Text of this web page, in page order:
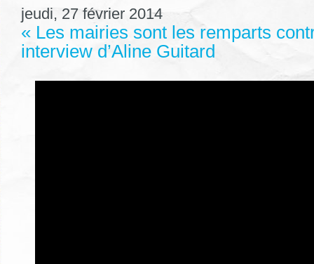
jeudi, 27 février 2014
« Les mairies sont les remparts
interview d’Aline Guitard